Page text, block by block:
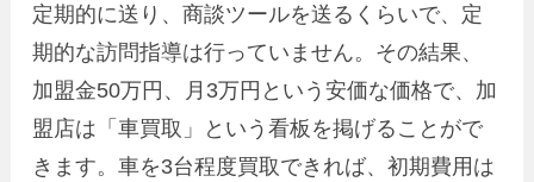
定期的に送り、商談ツールを送るくらいで、定
期的な訪問指導は行っていません。その結果、
加盟金50万円、月3万円という安価な価格で、加
盟店は「車買取」という看板を掲げることがで
きます。車を3台程度買取できれば、初期費用は